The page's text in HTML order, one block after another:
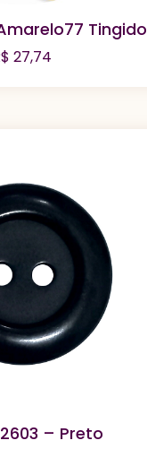
Tingido
27,74
– Preto